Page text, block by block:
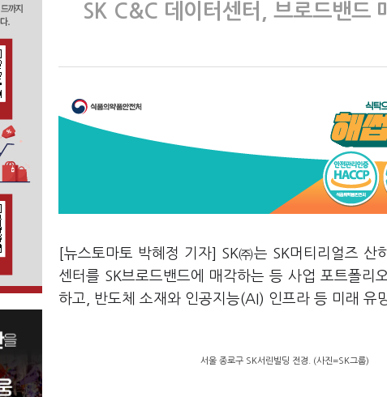
SK C&C 데이터센터, 브로드밴드
[뉴스토마토 박혜정 기자] SK㈜는 SK머티리얼즈 산
센터를 SK브로드밴드에 매각하는 등 사업 포트폴리
하고, 반도체 소재와 인공지능(AI) 인프라 등 미래 유
서울 종로구 SK서린빌딩 전경. (사진=SK그룹)